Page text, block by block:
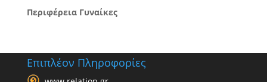
Περιφέρεια Γυναίκες
Επιπλέον Πληροφορίες